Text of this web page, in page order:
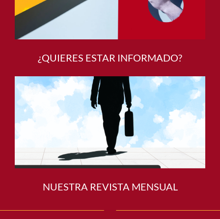
¿QUIERES ESTAR INFORMADO?
NUESTRA REVISTA MENSUAL